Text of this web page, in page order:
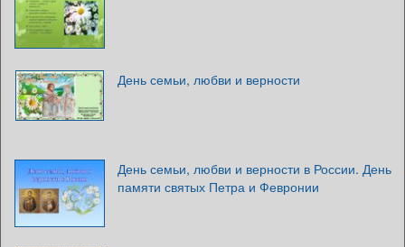
День семьи, любви и верности
День семьи, любви и верности в России. День
памяти святых Петра и Февронии